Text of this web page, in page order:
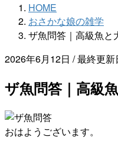
HOME
おさかな娘の雑学
ザ魚問答｜高級魚と
2026年6月12日 / 最終更新
ザ魚問答｜高級
おはようございます。